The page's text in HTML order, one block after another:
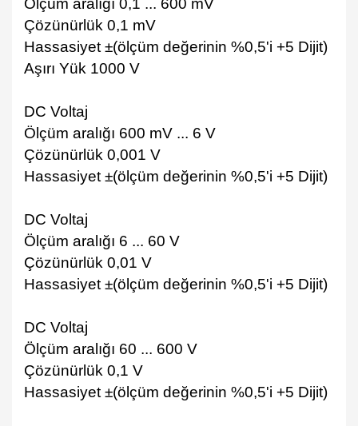
Ölçüm aralığı 0,1 ... 600 mV
Çözünürlük 0,1 mV
Hassasiyet ±(ölçüm değerinin %0,5'i +5 Dijit)
Aşırı Yük 1000 V
DC Voltaj
Ölçüm aralığı 600 mV ... 6 V
Çözünürlük 0,001 V
Hassasiyet ±(ölçüm değerinin %0,5'i +5 Dijit)
DC Voltaj
Ölçüm aralığı 6 ... 60 V
Çözünürlük 0,01 V
Hassasiyet ±(ölçüm değerinin %0,5'i +5 Dijit)
DC Voltaj
Ölçüm aralığı 60 ... 600 V
Çözünürlük 0,1 V
Hassasiyet ±(ölçüm değerinin %0,5'i +5 Dijit)